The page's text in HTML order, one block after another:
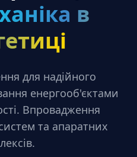
в
для надійного
енергооб'єктами
Впровадження
та апаратних